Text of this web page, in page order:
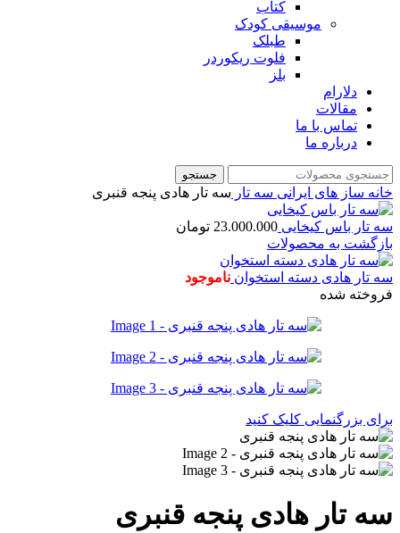
کتاب
موسیقی کودک
طبلک
فلوت ریکوردر
بلز
دلارام
مقالات
تماس با ما
درباره ما
جستجو
خانه ساز های ایرانی سه تار سه تار هادی پنجه قنبری
سه تار باس کیخایی 23.000.000 تومان
بازگشت به محصولات
سه تار هادی دسته استخوان ناموجود
فروخته شده
برای بزرگنمایی کلیک کنید
سه تار هادی پنجه قنبری